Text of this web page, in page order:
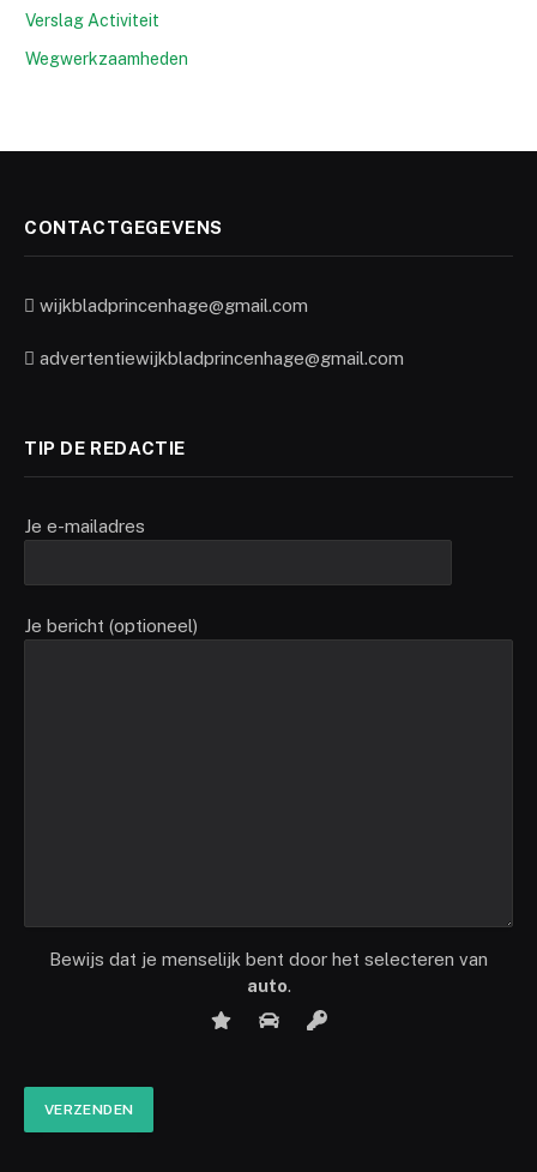
Verslag Activiteit
Wegwerkzaamheden
CONTACTGEGEVENS
wijkbladprincenhage@gmail.com
advertentiewijkbladprincenhage@gmail.com
TIP DE REDACTIE
Je e-mailadres
Je bericht (optioneel)
Bewijs dat je menselijk bent door het selecteren van
auto.